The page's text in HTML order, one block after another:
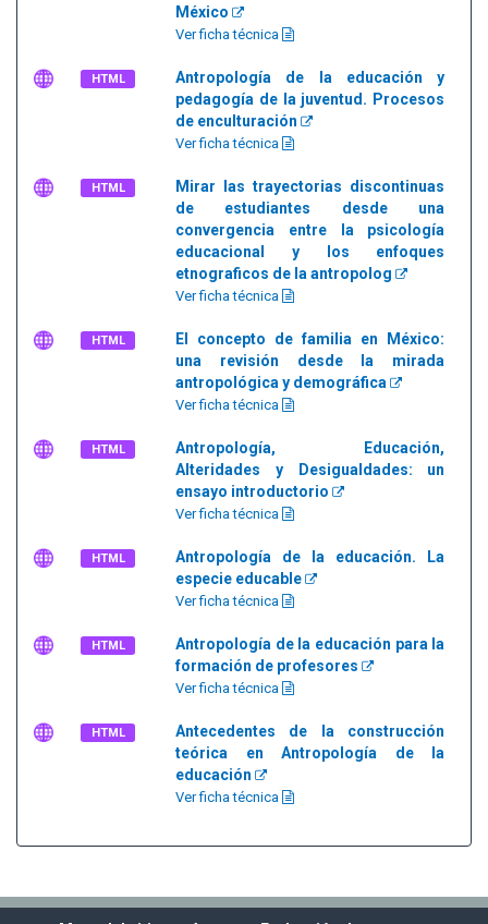
México
Ver ficha técnica
HTML
Antropología de la educación y
pedagogía de la juventud. Procesos
de enculturación
Ver ficha técnica
HTML
Mirar las trayectorias discontinuas
de estudiantes desde una
convergencia entre la psicología
educacional y los enfoques
etnograficos de la antropolog
Ver ficha técnica
HTML
El concepto de familia en México:
una revisión desde la mirada
antropológica y demográfica
Ver ficha técnica
HTML
Antropología, Educación,
Alteridades y Desigualdades: un
ensayo introductorio
Ver ficha técnica
HTML
Antropología de la educación. La
especie educable
Ver ficha técnica
HTML
Antropología de la educación para la
formación de profesores
Ver ficha técnica
HTML
Antecedentes de la construcción
teórica en Antropología de la
educación
Ver ficha técnica